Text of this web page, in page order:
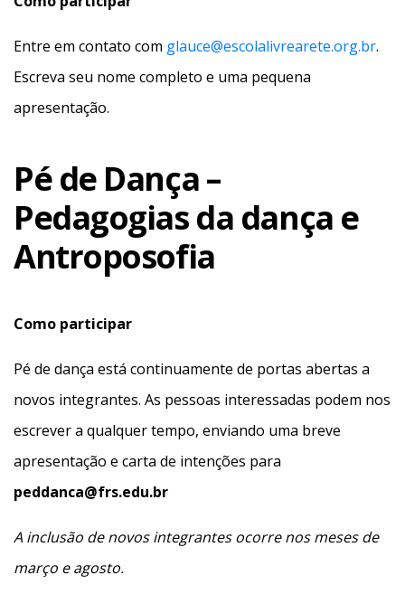
Entre em contato com glauce@escolalivrearete.org.br.
Escreva seu nome completo e uma pequena
apresentação.
Pé de Dança –
Pedagogias da dança e
Antroposofia
Como participar
Pé de dança está continuamente de portas abertas a
novos integrantes. As pessoas interessadas podem nos
escrever a qualquer tempo, enviando uma breve
apresentação e carta de intenções para
peddanca@frs.edu.br
A inclusão de novos integrantes ocorre nos meses de
março e agosto.